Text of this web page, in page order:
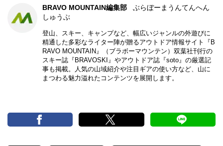
BRAVO MOUNTAIN編集部
ぶらぼーまうんてんへん
しゅうぶ
登山、スキー、キャンプなど、幅広いジャンルの外遊びに
精通した多彩なライター陣が贈るアウトドア情報サイト『B
RAVO MOUNTAIN』（ブラボーマウンテン）双葉社刊行の
スキー誌『BRAVOSKI』やアウトドア誌『soto』の厳選記
事も掲載。人気の山域紹介や注目ギアの使い方など、山に
まつわる魅力溢れたコンテンツを展開します。